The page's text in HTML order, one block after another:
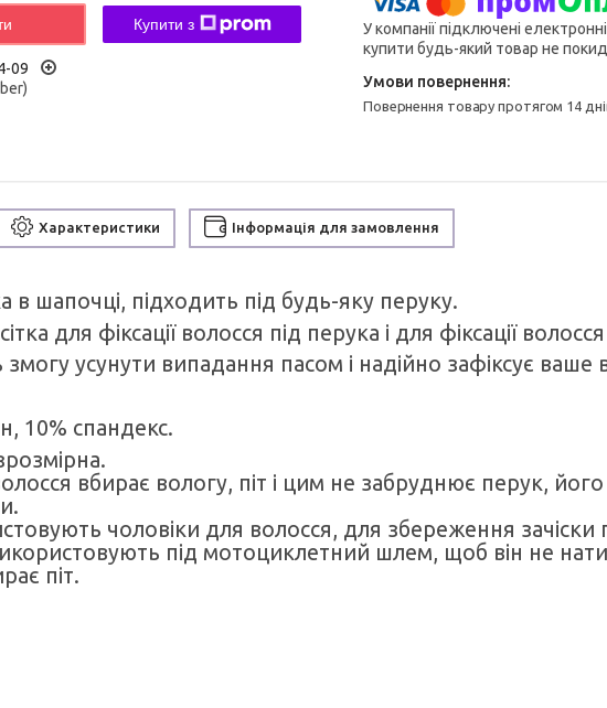
Купити з
09
У компанії підключені
купити будь-який товар не
повернення товару протягом 14
Характеристики Інформація для замовлення
в шапочці, підходить під будь-яку перуку.
для фіксації волосся під перука і для фіксації
змогу усунути випадання пасом і надійно зафіксує ваше
10% спандекс.
вбирає вологу, піт і цим не забруднює перук,
чоловіки для волосся, для збереження зачіски
під мотоциклетний шлем, щоб він не
піт.